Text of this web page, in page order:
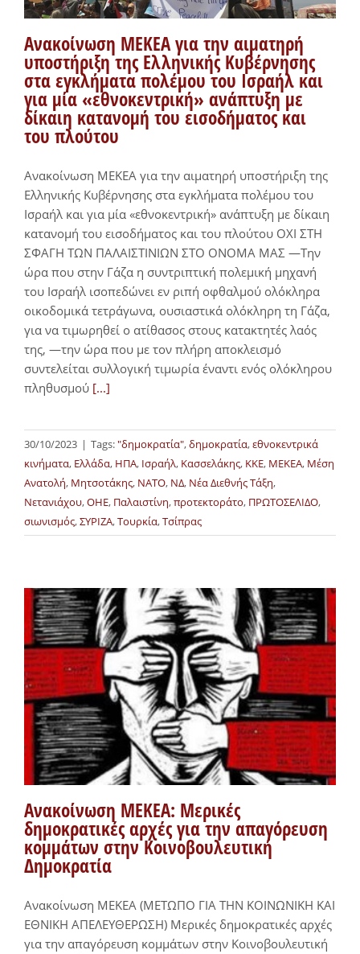
Ανακοίνωση ΜΕΚΕΑ για την αιματηρή
υποστήριξη της Ελληνικής Κυβέρνησης
στα εγκλήματα πολέμου του Ισραήλ και
για μία «εθνοκεντρική» ανάπτυξη με
δίκαιη κατανομή του εισοδήματος και
του πλούτου
Ανακοίνωση ΜΕΚΕΑ για την αιματηρή υποστήριξη της
Ελληνικής Κυβέρνησης στα εγκλήματα πολέμου του
Ισραήλ και για μία «εθνοκεντρική» ανάπτυξη με δίκαιη
κατανομή του εισοδήματος και του πλούτου ΟΧΙ ΣΤΗ
ΣΦΑΓΗ ΤΩΝ ΠΑΛΑΙΣΤΙΝΙΩΝ ΣΤΟ ΟΝΟΜΑ ΜΑΣ —Την
ώρα που στην Γάζα η συντριπτική πολεμική μηχανή
του Ισραήλ ισοπεδώνει εν ριπή οφθαλμού ολόκληρα
οικοδομικά τετράγωνα, ουσιαστικά ολόκληρη τη Γάζα,
για να τιμωρηθεί ο ατίθασος στους κατακτητές λαός
της, —την ώρα που με τον πλήρη αποκλεισμό
συντελείται συλλογική τιμωρία έναντι ενός ολόκληρου
πληθυσμού [...]
30/10/2023 | Tags:"δημοκρατία",δημοκρατία,εθνοκεντρικά
κινήματα, Ελλάδα, ΗΠΑ, Ισραήλ, Κασσελάκης, ΚΚΕ, ΜΕΚΕΑ, Μέση
Ανατολή, Μητσοτάκης, ΝΑΤΟ, ΝΔ, Νέα Διεθνής Τάξη,
Νετανιάχου,ΟΗΕ, Παλαιστίνη,προτεκτοράτο, ΠΡΩΤΟΣΕΛΙΔΟ,
σιωνισμός,ΣΥΡΙΖΑ,Τουρκία,Τσίπρας
Ανακοίνωση ΜΕΚΕΑ: Μερικές
δημοκρατικές αρχές για την απαγόρευση
κομμάτων στην Κοινοβουλευτική
Δημοκρατία
Ανακοίνωση ΜΕΚΕΑ (ΜΕΤΩΠΟ ΓΙΑ ΤΗΝ ΚΟΙΝΩΝΙΚΗ ΚΑΙ
ΕΘΝΙΚΗ ΑΠΕΛΕΥΘΕΡΩΣΗ) Μερικές δημοκρατικές αρχές
για την απαγόρευση κομμάτων στην Κοινοβουλευτική